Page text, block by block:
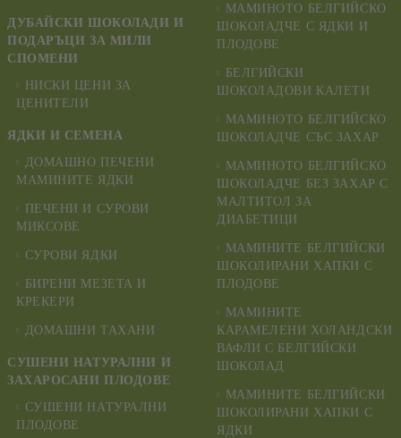
ДУБАЙСКИ ШОКОЛАДИ И
ПОДАРЪЦИ ЗА МИЛИ
СПОМЕНИ
НИСКИ ЦЕНИ ЗА
ЦЕНИТЕЛИ
ЯДКИ И СЕМЕНА
ДОМАШНО ПЕЧЕНИ
МАМИНИТЕ ЯДКИ
ПЕЧЕНИ И СУРОВИ
МИКСОВЕ
СУРОВИ ЯДКИ
БИРЕНИ МЕЗЕТА И
КРЕКЕРИ
ДОМАШНИ ТАХАНИ
СУШЕНИ НАТУРАЛНИ И
ЗАХАРОСАНИ ПЛОДОВЕ
СУШЕНИ НАТУРАЛНИ
ПЛОДОВЕ
МАМИНОТО БЕЛГИЙСКО
ШОКОЛАДЧЕ С ЯДКИ И
ПЛОДОВЕ
БЕЛГИЙСКИ
ШОКОЛАДОВИ КАЛЕТИ
МАМИНОТО БЕЛГИЙСКО
ШОКОЛАДЧЕ СЪС ЗАХАР
МАМИНОТО БЕЛГИЙСКО
ШОКОЛАДЧЕ БЕЗ ЗАХАР С
МАЛТИТОЛ ЗА
ДИАБЕТИЦИ
МАМИНИТЕ БЕЛГИЙСКИ
ШОКОЛИРАНИ ХАПКИ С
ПЛОДОВЕ
МАМИНИТЕ
КАРАМЕЛЕНИ ХОЛАНДСКИ
ВАФЛИ С БЕЛГИЙСКИ
ШОКОЛАД
МАМИНИТЕ БЕЛГИЙСКИ
ШОКОЛИРАНИ ХАПКИ С
ЯДКИ